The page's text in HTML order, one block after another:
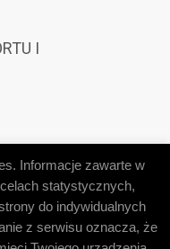
I
Informacje zawarte w
statystycznych,
do indywidualnych
z serwisu oznacza, że